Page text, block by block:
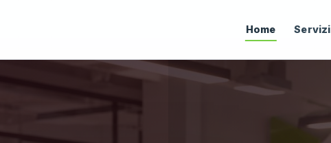
Home Servizi